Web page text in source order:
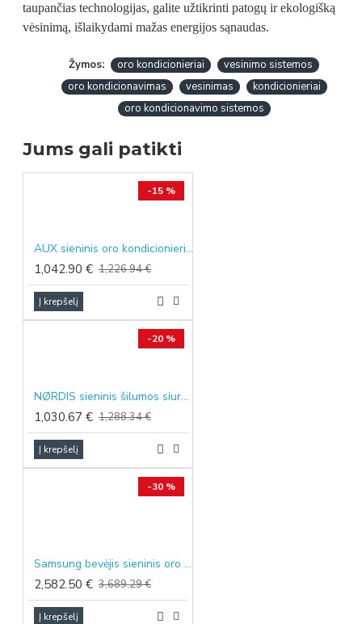
taupančias technologijas, galite užtikrinti patogų ir ekologišką
vėsinimą, išlaikydami mažas energijos sąnaudas.
Žymos: oro kondicionieriai
vesinimo sistemos
oro kondicionavimas
vesinimas
kondicionieriai
oro kondicionavimo sistemos
Jums gali patikti
-15 %
AUX sieninis oro kondicionierius QC-SMART, 6.7/7.2 kW
1,042.90 € 1,226.94 €
Į krepšelį
-20 %
NØRDIS sieninis šilumos siurblys oras-oras ORION EVO, 5.2/5.5 kW
1,030.67 € 1,288.34 €
Į krepšelį
-30 %
Samsung bevėjis sieninis oro kondicionierius WindFree™ Comfort S2, 6.5/7.4 kW
2,582.50 € 3,689.29 €
Į krepšelį